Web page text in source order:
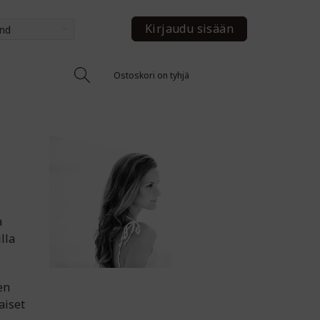
Kirjaudu sisään
Ostoskori on tyhjä